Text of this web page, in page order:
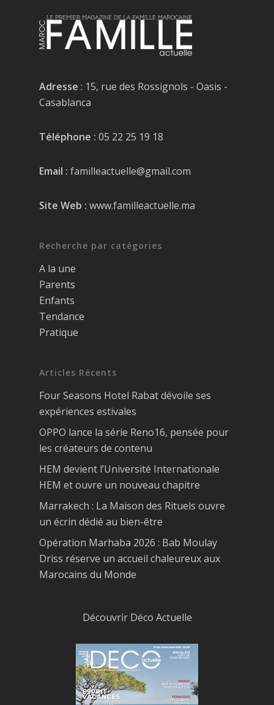
Adresse : 15, rue des Rossignols - Oasis -
Casablanca
Téléphone : 05 22 25 19 18
Email : familleactuelle@gmail.com
Site Web : www.familleactuelle.ma
Recherche par catégories
A la une
Parents
Enfants
Tendance
Pratique
Articles Récents
Four Seasons Hotel Rabat dévoile ses
expériences estivales
OPPO lance la série Reno16, pensée pour
les créateurs de contenu
HEM devient l’Université Internationale
HEM et ouvre un nouveau chapitre
Marrakech : La Maison des Rituels ouvre
un écrin dédié au bien-être
Opération Marhaba 2026 : Bab Moulay
Driss réserve un accueil chaleureux aux
Marocains du Monde
Découvrir Déco Actuelle